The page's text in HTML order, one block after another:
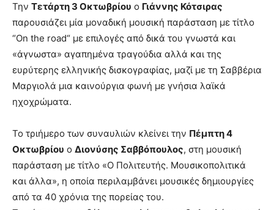
Την Τετάρτη 3 Οκτωβρίου ο Γιάννης Κότσιρας
παρουσιάζει μία μοναδική μουσική παράσταση με τίτλο
“On the road“ με επιλογές από δικά του γνωστά και
«άγνωστα» αγαπημένα τραγούδια αλλά και της
ευρύτερης ελληνικής δισκογραφίας, μαζί με τη Σαββέρια
Μαργιολά μια καινούργια φωνή με γνήσια λαϊκά
ηχοχρώματα.
Το τριήμερο των συναυλιών κλείνει την Πέμπτη 4
Οκτωβρίου ο Διονύσης Σαββόπουλος, στη μουσική
παράσταση με τίτλο «Ο Πολιτευτής. Μουσικοπολιτικά
και άλλα», η οποία περιλαμβάνει μουσικές δημιουργίες
από τα 40 χρόνια της πορείας του.